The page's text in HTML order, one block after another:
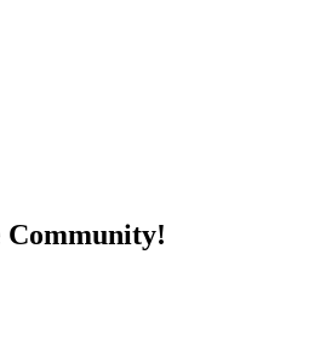
Community!